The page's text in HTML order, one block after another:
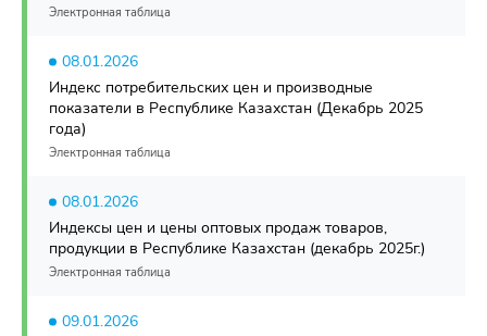
Электронная таблица
08.01.2026
Индекс потребительских цен и производные
показатели в Республике Казахстан (Декабрь 2025
года)
Электронная таблица
08.01.2026
Индексы цен и цены оптовых продаж товаров,
продукции в Республике Казахстан (декабрь 2025г.)
Электронная таблица
09.01.2026